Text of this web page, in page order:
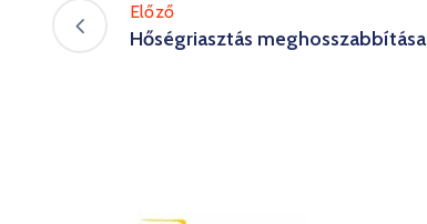
Előző
Hőségriasztás meghosszabbítása